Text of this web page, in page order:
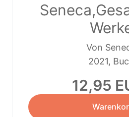
Von
2021,
12,95